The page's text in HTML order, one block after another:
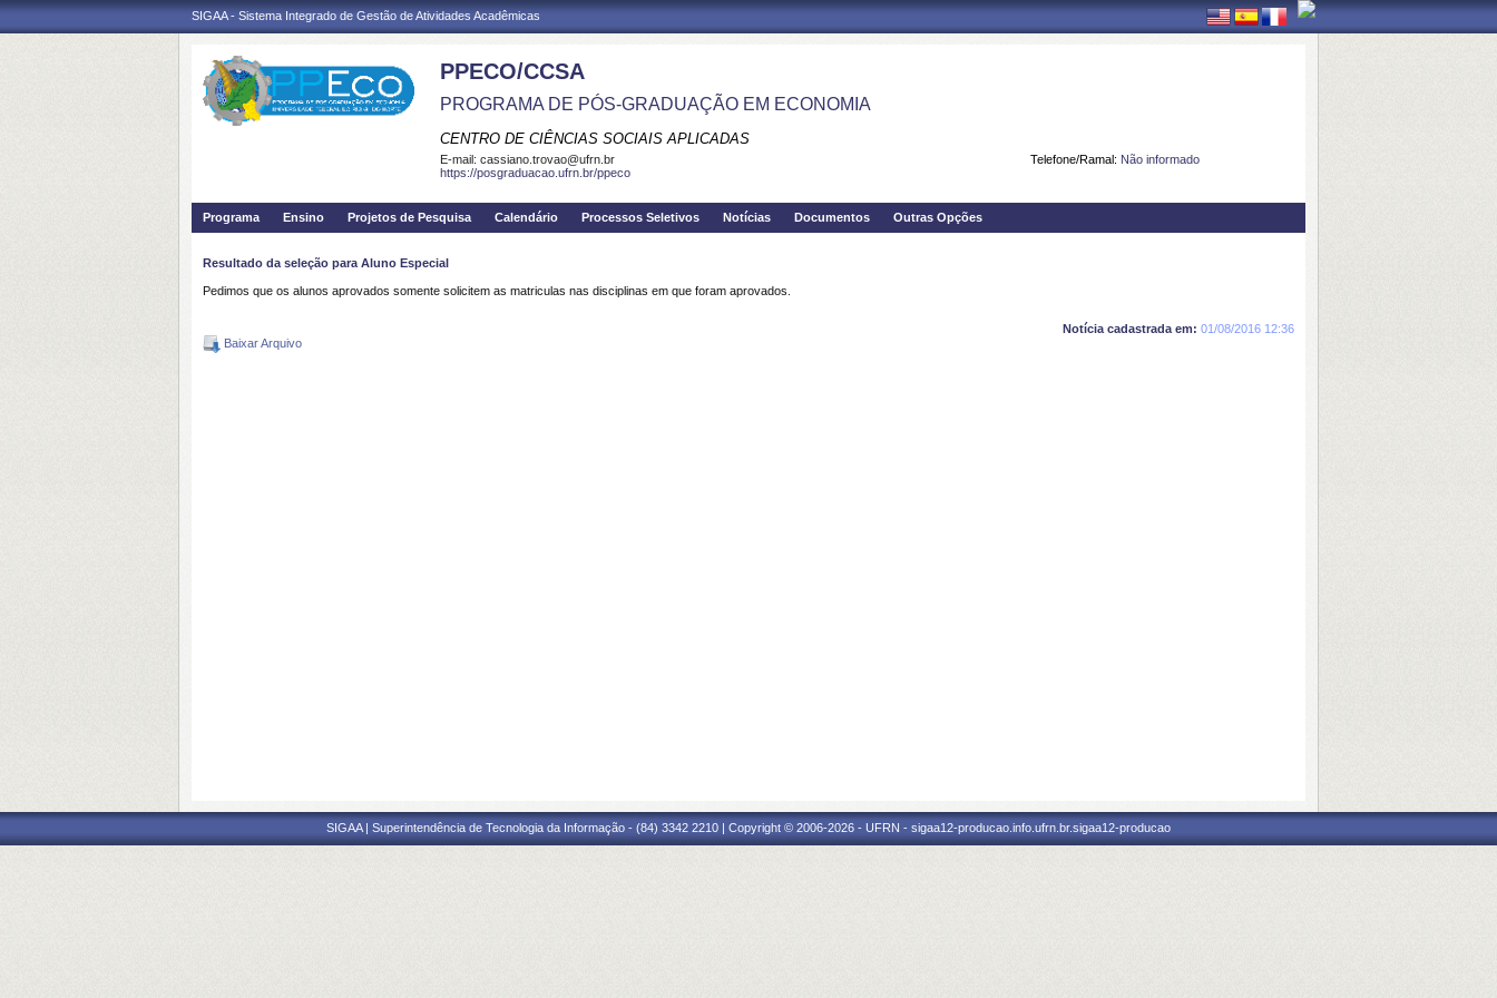
SIGAA - Sistema Integrado de Gestão de Atividades Acadêmicas
PPECO/CCSA
PROGRAMA DE PÓS-GRADUAÇÃO EM ECONOMIA
CENTRO DE CIÊNCIAS SOCIAIS APLICADAS
Telefone/Ramal: Não informado
E-mail: cassiano.trovao@ufrn.br
https://posgraduacao.ufrn.br/ppeco
Programa Ensino Projetos de Pesquisa Calendário Processos Seletivos Notícias Documentos Outras Opções
Resultado da seleção para Aluno Especial
Pedimos que os alunos aprovados somente solicitem as matriculas nas disciplinas em que foram aprovados.
Notícia cadastrada em: 01/08/2016 12:36
Baixar Arquivo
SIGAA | Superintendência de Tecnologia da Informação - (84) 3342 2210 | Copyright © 2006-2026 - UFRN - sigaa12-producao.info.ufrn.br.sigaa12-producao